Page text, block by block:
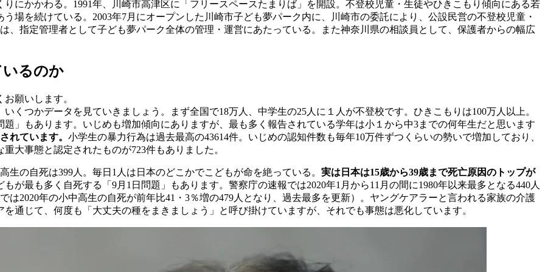
にかかわる。1991年、川崎市高津区に「フリースペースたまりば」を開設。不登校児童・生徒やひきこもり傾向にある若
場を続けている。2003年7月にオープンした川崎市子ども夢パーク内に、川崎市の委託により、公設民営の不登校児童・
、指定管理者として子ども夢パーク全体の管理・運営にあたっている。また神奈川県の相談員として、保護者からの幅広
るのか
願いします。
くつかデータを見ていきましょう。まず全国で18万人、中学生の25人に１人が不登校です。ひきこもりは100万人以上。
」もあります。いじめも増加傾向にありますが、最も多く報告されている学年は小１から中3までの何年生だと思います
れています。 小学生の暴力行為は過去最高の43614件。いじめの認知件数も毎年10万件ずつくらいの勢いで増加しており、
大事態と認定されたものが723件もありました。
の自死は399人。毎日1人は日本のどこかでこどもが命を絶っている。 実は日本は15歳から39歳まで死亡原因のトップが
もが最も多く自死する「9月1日問題」もあります。警察庁の速報では2020年1月から11月の間に1980年以来最多となる440人
2020年の小中高生の自死が前年比41・3％増の479人となり、過去最多を更新）。ヤングケアラーと言われる家族の介護
通じて、何度も「大丈夫の種をまきましょう」と呼び掛けていますが、それでも事態は悪化しています。